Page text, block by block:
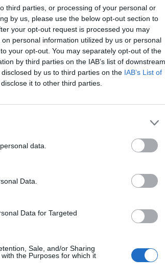
third parties, or processing of your personal or
by us, please use the below opt-out section to
your opt-out request is processed you may
personal information utilized by us or personal
your opt-out. You may separately opt-out of the
by third parties on the IAB’s list of downstream
by us to third parties on the IAB’s List of
it to other third parties.
data.
Data.
Data for Targeted
Sale, and/or Sharing
the Purposes for which it
coche cuando lo abres y no la arrancas, al
el coche cuando lo abres y no la arrancas,
lavaba el coche. Yo creo que es si le
de que le des al mando sin querer y se